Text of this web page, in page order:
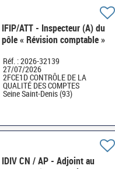
IFIP/ATT - Inspecteur (A) du
pôle « Révision comptable »
Réf. : 2026-32139
27/07/2026
2FCE1D CONTRÔLE DE LA
QUALITÉ DES COMPTES
Seine Saint-Denis (93)
IDIV CN / AP - Adjoint au